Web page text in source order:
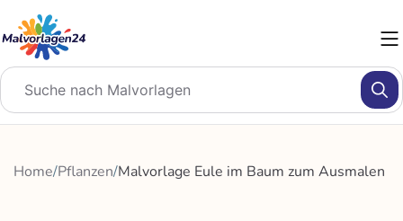
Inhalt
springen
Home/Pflanzen/Malvorlage Eule im Baum zum Ausmalen